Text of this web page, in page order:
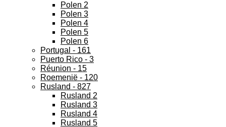
Polen 2
Polen 3
Polen 4
Polen 5
Polen 6
Portugal - 161
Puerto Rico - 3
Réunion - 15
Roemenië - 120
Rusland - 827
Rusland 2
Rusland 3
Rusland 4
Rusland 5